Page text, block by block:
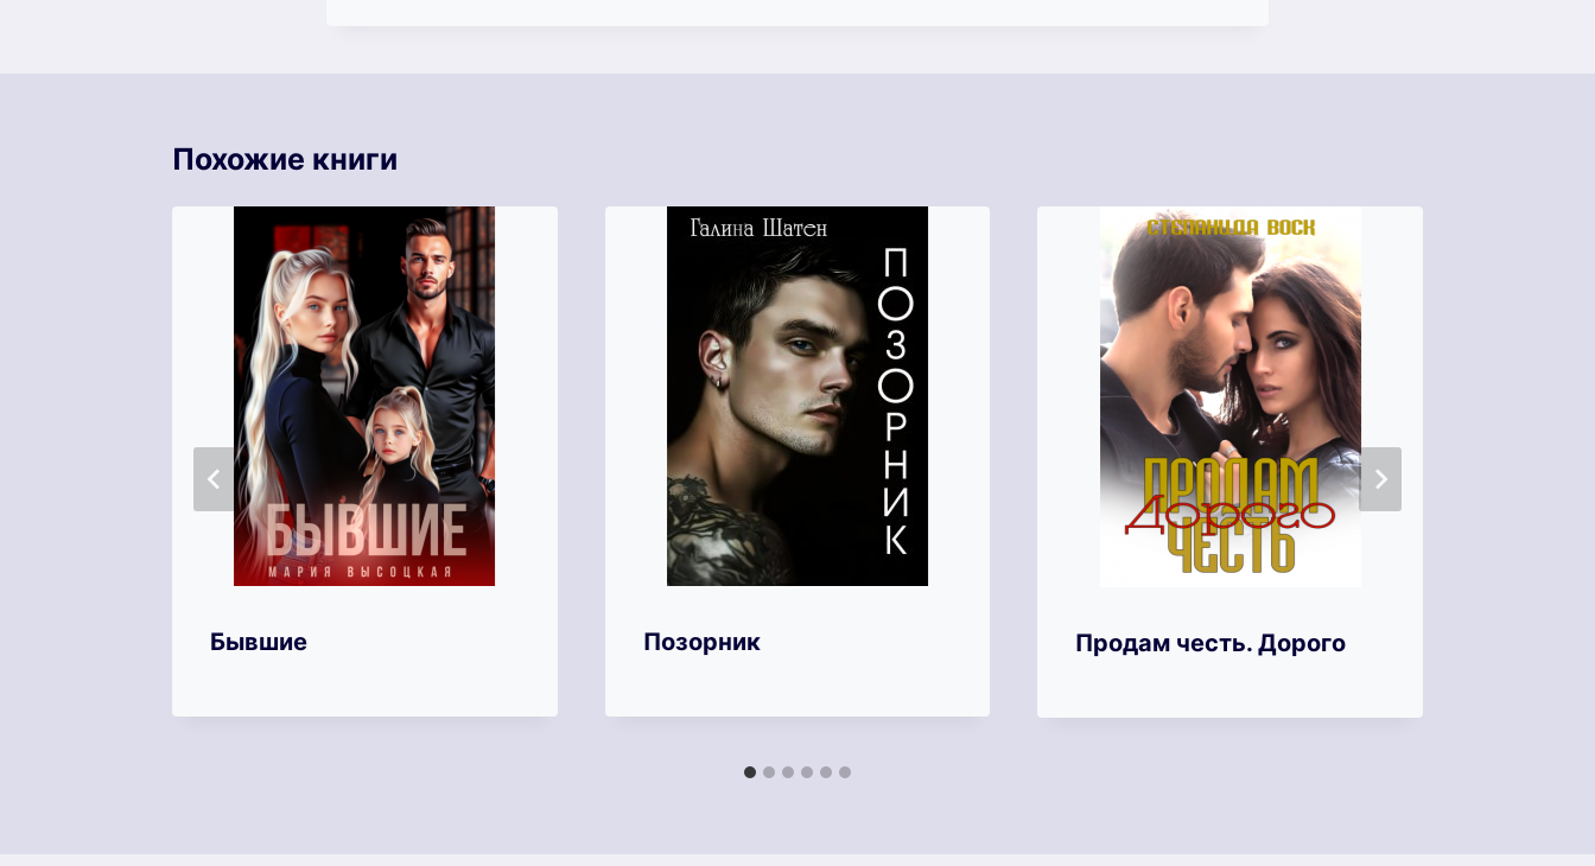
Похожие книги
Бывшие Позорник Продам честь. Дорого